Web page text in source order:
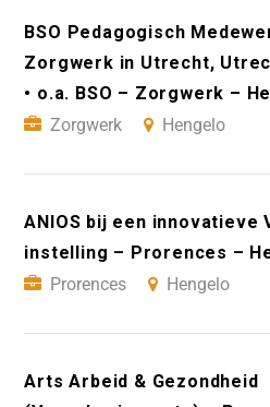
BSO Pedagogisch
Zorgwerk in Utrecht,
• o.a. BSO – Zorgwerk –
Zorgwerk
Hengelo
ANIOS bij een innovatieve
instelling – Prorences –
Prorences
Hengelo
Arts Arbeid & Gezondheid